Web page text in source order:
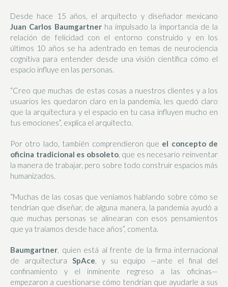
Desde hace 15 años, el arquitecto y diseñador mexicano
Juan Carlos Baumgartner ha impulsado la importancia de la
relación de felicidad con el entorno construido y en los
últimos 10 años se ha adentrado en temas de neurociencia
cognitiva para entender desde una visión científica cómo el
espacio influye en las personas.
“Creo que muchas de estas cosas a nuestros clientes y a los
usuarios les quedaron claro en la pandemia, les quedó claro
que la arquitectura y el espacio en tu casa influyen mucho en
tus emociones”, explica el arquitecto.
Por otro lado, también comprendieron que el concepto de
oficina tradicional es obsoleto, que es necesario reinventar
la manera de trabajar, pero sobre todo construir espacios más
humanizados.
“Muchas de las cosas que veníamos hablando sobre cómo se
tendrían que diseñar, de alguna manera, la pandemia ayudó a
que muchas personas se alinearan con esos pensamientos
que ya traíamos desde hace años”, comenta.
Baumgartner, quien está al frente de la firma internacional
de arquitectura SpAce, y su equipo —ante el final del
confinamiento y el inminente regreso a las oficinas—
empezaron a cuestionarse cómo tendrían que ayudarle a sus